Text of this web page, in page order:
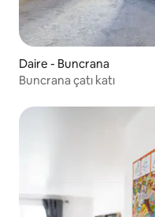
Daire - Buncrana
Buncrana çatı katı